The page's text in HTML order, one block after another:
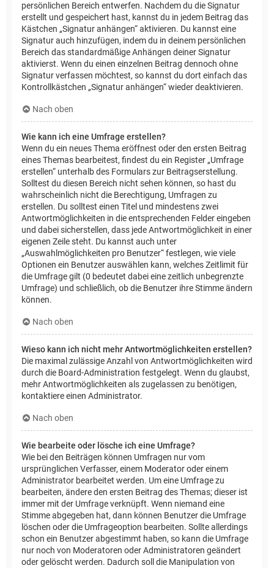
persönlichen Bereich entwerfen. Nachdem du die Signatur
erstellt und gespeichert hast, kannst du in jedem Beitrag das
Kästchen „Signatur anhängen“ aktivieren. Du kannst eine
Signatur auch hinzufügen, indem du in deinem persönlichen
Bereich das standardmäßige Anhängen deiner Signatur
aktivierst. Wenn du einen einzelnen Beitrag dennoch ohne
Signatur verfassen möchtest, so kannst du dort einfach das
Kontrollkästchen „Signatur anhängen“ wieder deaktivieren.
Nach oben
Wie kann ich eine Umfrage erstellen?
Wenn du ein neues Thema eröffnest oder den ersten Beitrag
eines Themas bearbeitest, findest du ein Register „Umfrage
erstellen“ unterhalb des Formulars zur Beitragserstellung.
Solltest du diesen Bereich nicht sehen können, so hast du
wahrscheinlich nicht die Berechtigung, Umfragen zu
erstellen. Du solltest einen Titel und mindestens zwei
Antwortmöglichkeiten in die entsprechenden Felder eingeben
und dabei sicherstellen, dass jede Antwortmöglichkeit in einer
eigenen Zeile steht. Du kannst auch unter
„Auswahlmöglichkeiten pro Benutzer“ festlegen, wie viele
Optionen ein Benutzer auswählen kann, welches Zeitlimit für
die Umfrage gilt (0 bedeutet dabei eine zeitlich unbegrenzte
Umfrage) und schließlich, ob die Benutzer ihre Stimme ändern
können.
Nach oben
Wieso kann ich nicht mehr Antwortmöglichkeiten erstellen?
Die maximal zulässige Anzahl von Antwortmöglichkeiten wird
durch die Board-Administration festgelegt. Wenn du glaubst,
mehr Antwortmöglichkeiten als zugelassen zu benötigen,
kontaktiere einen Administrator.
Nach oben
Wie bearbeite oder lösche ich eine Umfrage?
Wie bei den Beiträgen können Umfragen nur vom
ursprünglichen Verfasser, einem Moderator oder einem
Administrator bearbeitet werden. Um eine Umfrage zu
bearbeiten, ändere den ersten Beitrag des Themas; dieser ist
immer mit der Umfrage verknüpft. Wenn niemand eine
Stimme abgegeben hat, dann können Benutzer die Umfrage
löschen oder die Umfrageoption bearbeiten. Sollte allerdings
schon ein Benutzer abgestimmt haben, so kann die Umfrage
nur noch von Moderatoren oder Administratoren geändert
oder gelöscht werden. Dadurch soll die Manipulation von